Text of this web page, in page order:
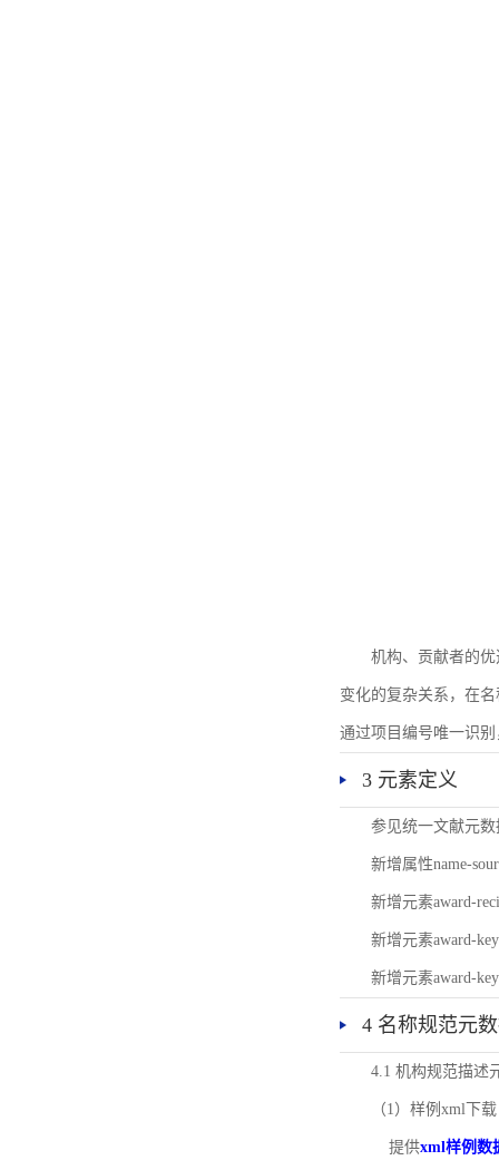
机构、贡献者的
变化的复杂关系，在
通过项目编号唯一识
3 元素定义
参见统一文献元
新增属性name-
新增元素award-
新增元素award-
新增元素award-
4 名称规范元
4.1 机构规范描述
（1）样例xml下载
提供xml样例数